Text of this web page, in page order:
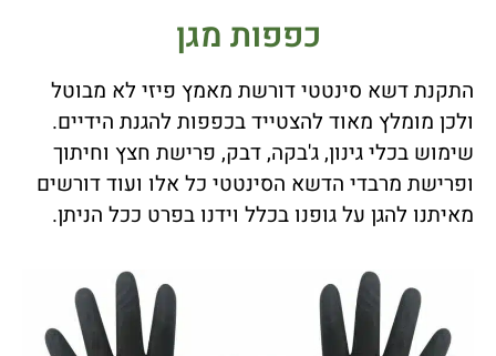
כפפות מגן
התקנת דשא סינטטי דורשת מאמץ פיזי לא מבוטל
ולכן מומלץ מאוד להצטייד בכפפות להגנת הידיים.
שימוש בכלי גינון, ג'בקה, דבק, פרישת חצץ וחיתוך
ופרישת מרבדי הדשא הסינטטי כל אלו ועוד דורשים
מאיתנו להגן על גופנו בכלל וידנו בפרט ככל הניתן.